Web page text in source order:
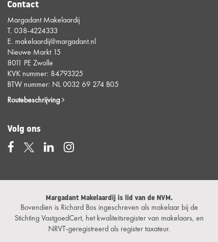
Contact
Margadant Makelaardij
T. 038-4224333
E. makelaardij@margadant.nl
Nieuwe Markt 15
8011 PE Zwolle
KVK nummer: 84793325
BTW nummer: NL 0032 69 274 B05
Routebeschrijving
Volg ons
Margadant Makelaardij is lid van de NVM.
Bovendien is Richard Bos ingeschreven als makelaar bij de
Stichting VastgoedCert, het kwaliteitsregister van makelaars, en
NRVT-geregistreerd als register taxateur.